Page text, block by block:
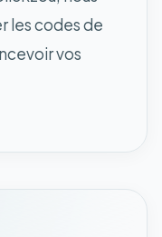
les codes de
vos